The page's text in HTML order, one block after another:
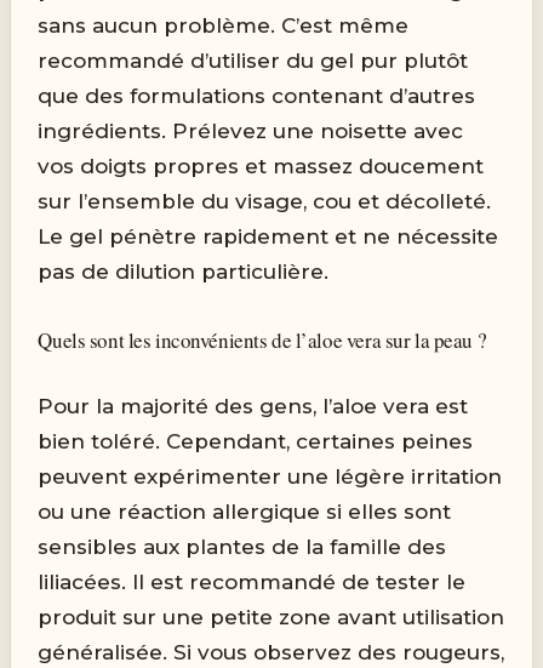
sans aucun problème. C’est même
recommandé d’utiliser du gel pur plutôt
que des formulations contenant d’autres
ingrédients. Prélevez une noisette avec
vos doigts propres et massez doucement
sur l’ensemble du visage, cou et décolleté.
Le gel pénètre rapidement et ne nécessite
pas de dilution particulière.
Quels sont les inconvénients de l’aloe vera sur la peau ?
Pour la majorité des gens, l’aloe vera est
bien toléré. Cependant, certaines peines
peuvent expérimenter une légère irritation
ou une réaction allergique si elles sont
sensibles aux plantes de la famille des
liliacées. Il est recommandé de tester le
produit sur une petite zone avant utilisation
généralisée. Si vous observez des rougeurs,